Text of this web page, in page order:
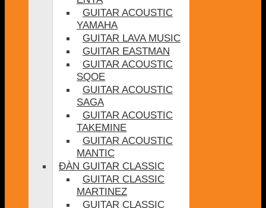
GUITAR ACOUSTIC
YAMAHA
GUITAR LAVA MUSIC
GUITAR EASTMAN
GUITAR ACOUSTIC
SQOE
GUITAR ACOUSTIC
SAGA
GUITAR ACOUSTIC
TAKEMINE
GUITAR ACOUSTIC
MANTIC
ĐÀN GUITAR CLASSIC
GUITAR CLASSIC
MARTINEZ
GUITAR CLASSIC